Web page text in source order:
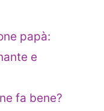
papà:
e
fa bene?